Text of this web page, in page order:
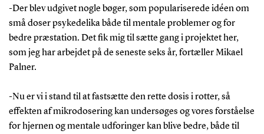
-Der blev udgivet nogle bøger, som populariserede idéen om
små doser psykedelika både til mentale problemer og for
bedre præstation. Det fik mig til sætte gang i projektet her,
som jeg har arbejdet på de seneste seks år, fortæller Mikael
Palner.
-Nu er vi i stand til at fastsætte den rette dosis i rotter, så
effekten af mikrodosering kan undersøges og vores forståelse
for hjernen og mentale udforinger kan blive bedre, både til